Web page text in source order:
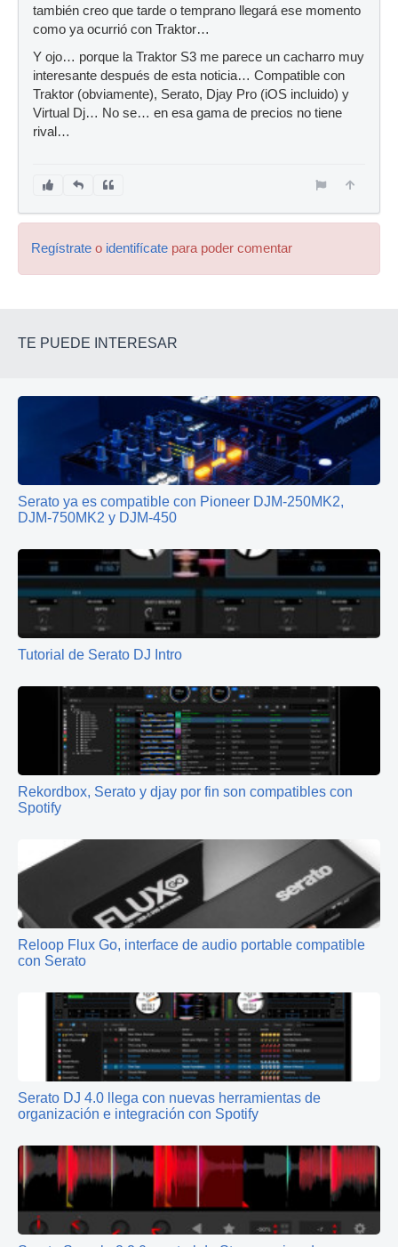
también creo que tarde o temprano llegará ese momento
como ya ocurrió con Traktor…
Y ojo… porque la Traktor S3 me parece un cacharro muy
interesante después de esta noticia… Compatible con
Traktor (obviamente), Serato, Djay Pro (iOS incluido) y
Virtual Dj… No se… en esa gama de precios no tiene
rival…
Regístrate o identifícate para poder comentar
TE PUEDE INTERESAR
Serato ya es compatible con Pioneer DJM-250MK2,
DJM-750MK2 y DJM-450
Tutorial de Serato DJ Intro
Rekordbox, Serato y djay por fin son compatibles con
Spotify
Reloop Flux Go, interface de audio portable compatible
con Serato
Serato DJ 4.0 llega con nuevas herramientas de
organización e integración con Spotify